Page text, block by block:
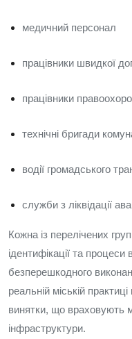
медичний персонал
працівники швидкої
працівники
технічні бригади
водії громадського
служби з ліквідації
Кожна із перелічених
ідентифікації та
безперешкодного
реальній міській
винятки, що враховують
інфраструктури.